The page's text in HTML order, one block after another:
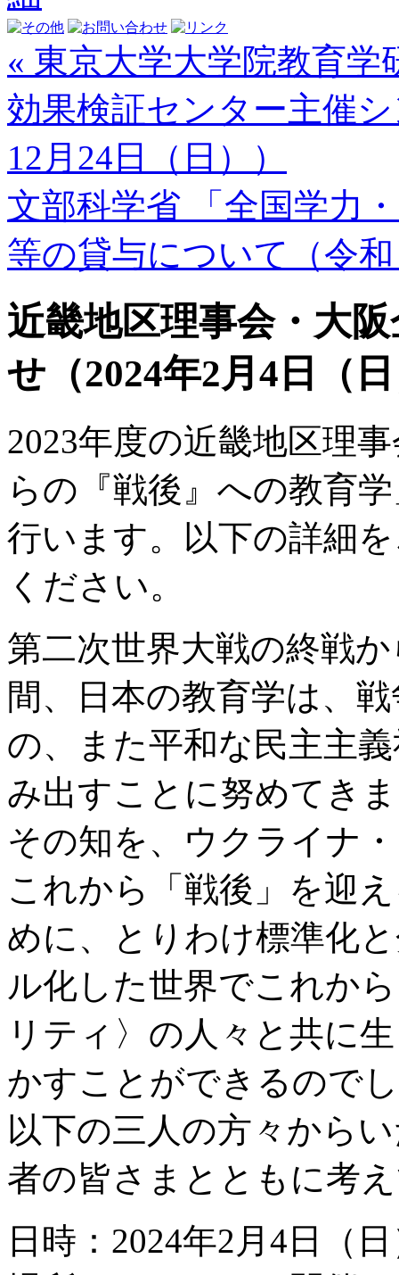
« 東京大学大学院教育
効果検証センター主催
12月24日（日））
文部科学省 「全国学力
等の貸与について（令
近畿地区理事会・大
せ（2024年2月4日（
2023年度の近畿地区理
らの『戦後』への教育
行います。以下の詳細
ください。
第二次世界大戦の終戦
間、日本の教育学は、
の、また平和な民主主
み出すことに努めてき
その知を、ウクライナ
これから「戦後」を迎
めに、とりわけ標準化
ル化した世界でこれか
リティ〉の人々と共に
かすことができるので
以下の三人の方々から
者の皆さまとともに考
日時：2024年2月4日（